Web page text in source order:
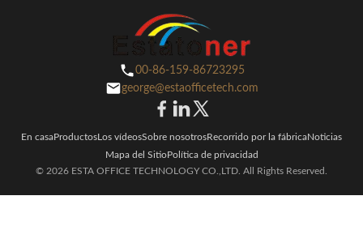
00-86-159-86723295
george@estaofficetech.com
En casaProductosLos vídeosSobre nosotrosRecorrido por la fábricaNoticias
Mapa del SitioPolítica de privacidad
© 2026 ESTA OFFICE TECHNOLOGY CO.,LTD. All Rights Reserved.